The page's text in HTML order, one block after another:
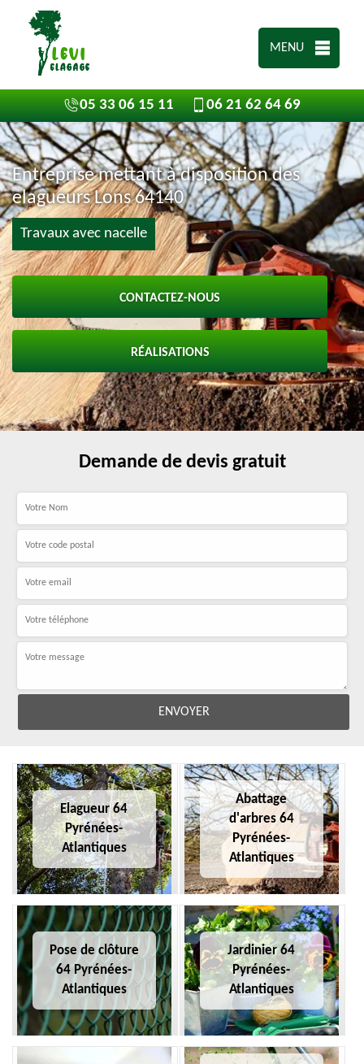
MENU
05 33 06 15 11 06 21 62 64 69
Entreprise mettant à disposition des
elagueurs Lons 64140
Travaux avec nacelle
CONTACTEZ-NOUS
RÉALISATIONS
Demande de devis gratuit
Elagueur 64
Pyrénées-
Atlantiques
Abattage
d'arbres 64
Pyrénées-
Atlantiques
Pose de clôture
64 Pyrénées-
Atlantiques
Jardinier 64
Pyrénées-
Atlantiques